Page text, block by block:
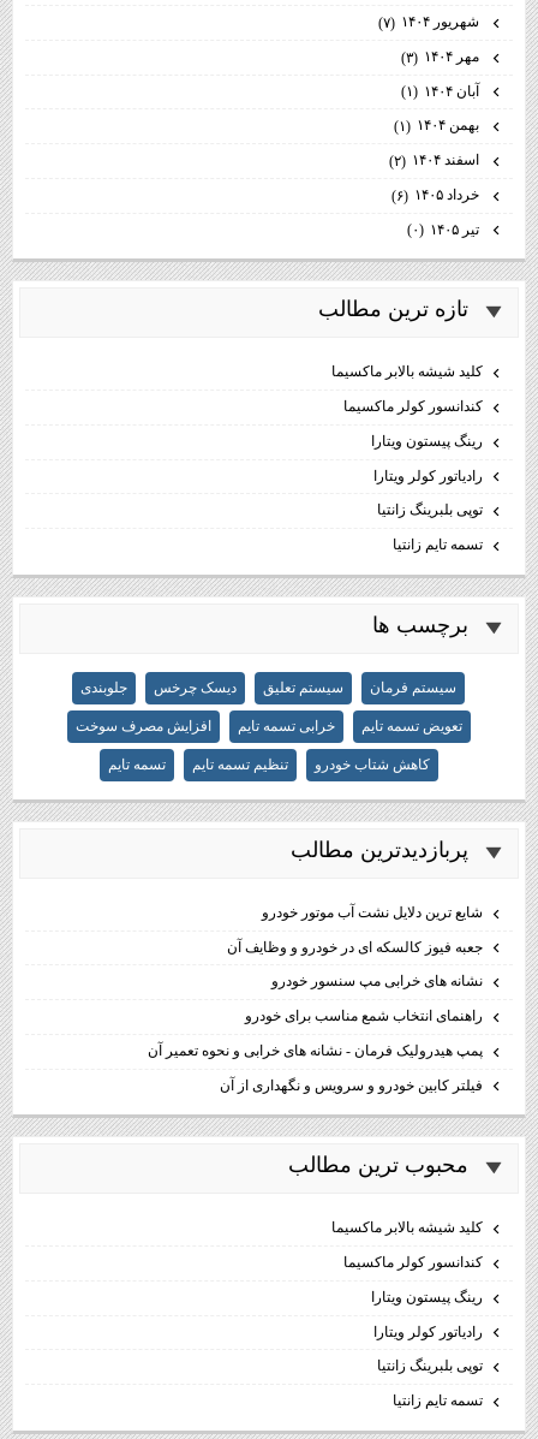
شهریور ۱۴۰۴
(۷)
مهر ۱۴۰۴
(۳)
آبان ۱۴۰۴
(۱)
بهمن ۱۴۰۴
(۱)
اسفند ۱۴۰۴
(۲)
خرداد ۱۴۰۵
(۶)
تیر ۱۴۰۵
(۰)
تازه ترين مطالب
كليد شيشه بالابر ماكسيما
كندانسور كولر ماكسيما
رینگ پیستون ویتارا
رادیاتور کولر ویتارا
توپی بلبرینگ زانتیا
تسمه تایم زانتیا
برچسب ها
سیستم فرمان سیستم تعلیق دیسک چرخس جلوبندی
تعویض تسمه تایم خرابی تسمه تایم افزایش مصرف سوخت
کاهش شتاب خودرو تنظیم تسمه تایم تسمه تایم
پربازديدترين مطالب
شایع ترین دلایل نشت آب موتور خودرو
جعبه فیوز کالسکه ای در خودرو و وظایف آن
نشانه های خرابی مپ سنسور خودرو
راهنمای انتخاب شمع مناسب برای خودرو
پمپ هیدرولیک فرمان - نشانه های خرابی و نحوه تعمیر آن
فیلتر کابین خودرو و سرویس و نگهداری از آن
محبوب ترين مطالب
كليد شيشه بالابر ماكسيما
كندانسور كولر ماكسيما
رینگ پیستون ویتارا
رادیاتور کولر ویتارا
توپی بلبرینگ زانتیا
تسمه تایم زانتیا